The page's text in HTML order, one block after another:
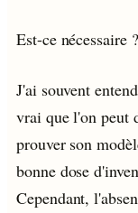
Est-ce nécessaire ?
J'ai souvent
vrai que l'on peut
prouver son
bonne dose
Cependant,